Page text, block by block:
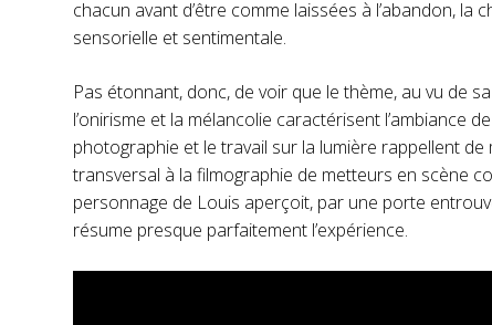
chacun avant d’être comme laissées à l’abandon,
sensorielle et sentimentale.
Pas étonnant, donc, de voir que le thème, au vu de
l’onirisme et la mélancolie caractérisent l’ambiance
photographie et le travail sur la lumière rappellent
transversal à la filmographie de metteurs en scène
personnage de Louis aperçoit, par une porte
résume presque parfaitement l’expérience.